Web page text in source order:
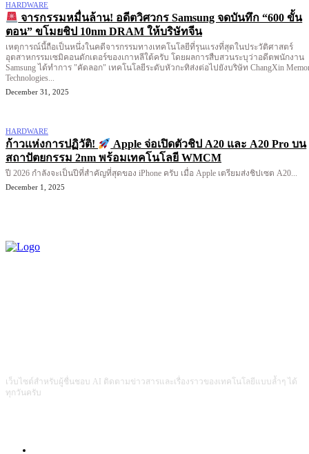
HARDWARE
จารกรรมหมื่นล้าน! อดีตวิศวกร Samsung จดบันทึก “600 ขั้น
ตอน” ขโมยชิป 10nm DRAM ให้บริษัทจีน
เหตุการณ์นี้ถือเป็นหนึ่งในคดีจารกรรมทางเทคโนโลยีที่รุนแรงที่สุดในประวัติศาสตร์
อุตสาหกรรมเซมิคอนดักเตอร์ของเกาหลีใต้ครับ โดยผลการสืบสวนระบุว่าอดีตพนักงาน
Samsung ได้ทำการ "คัดลอก" เทคโนโลยีระดับหัวกะทิส่งต่อไปยังบริษัท ChangXin
Technologies...
December 31, 2025
HARDWARE
ก้าวแห่งการปฏิวัติ!
Apple จ่อเปิดตัวชิป A20 และ A20 Pro บน
สถาปัตยกรรม 2nm พร้อมเทคโนโลยี WMCM
ปี 2026 กำลังจะเป็นปีที่สำคัญที่สุดของ iPhone ครับ เมื่อ Apple เตรียมส่งชิปเซต A20...
December 1, 2025
เว็บไซต์สำหรับผู้ชื่นชอบ AI ติดตามข่าวสารและเรื่องราวของเทคโนโลยีแบบล้ำๆ ได้
ทุกวันครับ